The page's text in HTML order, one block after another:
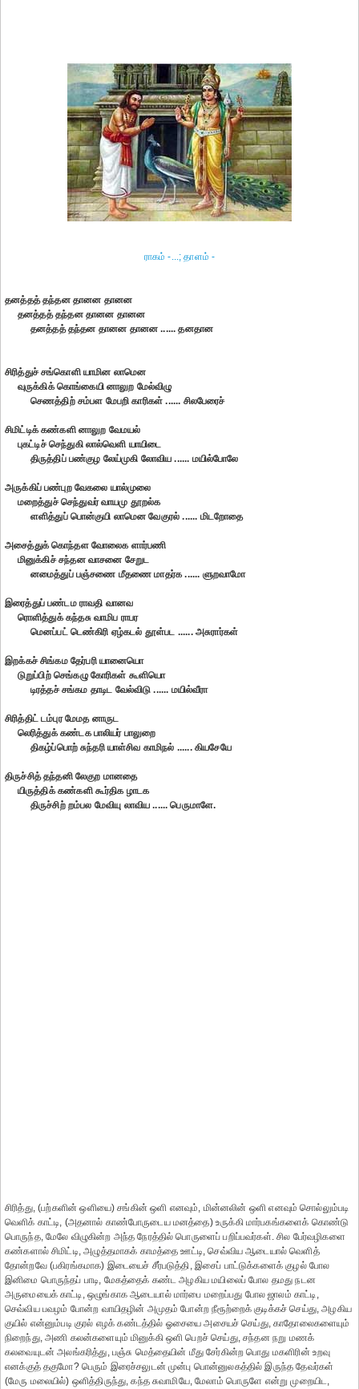
ராகம் -...; தாளம் -
தனத்தத் தந்தன தானன தானன
தனத்தத் தந்தன தானன தானன
தனத்தத் தந்தன தானன தானன ...... தனதான
சிரித்துச் சங்கொளி யாமின லாமென
வுருக்கிக் கொங்கையி னாலுற மேல்விழு
செணத்திற் சம்பள மேபறி காரிகள் ...... சிலபேரைச்
சிமிட்டிக் கண்களி னாலுற வேமயல்
புகட்டிச் செந்துகி லால்வெளி யாயிடை
திருத்திப் பண்குழ லேய்முகி லோவிய ...... மயில்போலே
அருக்கிப் பண்புற வேகலை யால்முலை
மறைத்துச் செந்துவர் வாயமு தூறல்க
ளளித்துப் பொன்குயி லாமென வேகுரல் ...... மிடறோதை
அசைத்துக் கொந்தள வோலைக ளார்பணி
மினுக்கிச் சந்தன வாசனை சேறுட
னமைத்துப் பஞ்சணை மீதணை மாதர்க ...... ளுறவாமோ
இரைத்துப் பண்டம ராவதி வானவ
ரொளித்துக் கந்தசு வாமிப ராபர
மெனப்பட் டெண்கிரி ஏழ்கடல் தூள்பட ...... அசுரார்கள்
இறக்கச் சிங்கம தேர்பரி யானையொ
டுறுப்பிற் செங்கழு கோரிகள் கூளியொ
டிரத்தச் சங்கம தாடிட வேல்விடு ...... மயில்வீரா
சிரித்திட் டம்புர மேமத னாருட
லெரித்துக் கண்டக பாலியர் பாலுறை
திகழ்ப்பொற் சுந்தரி யாள்சிவ காமிநல் ...... கியசேயே
திருச்சித் தந்தனி லேகுற மானதை
யிருத்திக் கண்களி கூர்திக ழாடக
திருச்சிற் றம்பல மேவியு லாவிய ...... பெருமாளே.
சிரித்து, (பற்களின் ஒளியை) சங்கின் ஒளி எனவும், மின்னலின் ஒளி எனவும் சொல்லும்படி
வெளிக் காட்டி, (அதனால் காண்போருடைய மனத்தை) உருக்கி மார்பகங்களைக் கொண்டு
பொருந்த, மேலே விழுகின்ற அந்த நேரத்தில் பொருளைப் பறிப்பவர்கள். சில பேர்வழிகளை
கண்களால் சிமிட்டி, அழுத்தமாகக் காமத்தை ஊட்டி, செவ்விய ஆடையால் வெளித்
தோன்றவே (பகிரங்கமாக) இடையைச் சீர்படுத்தி, இசைப் பாட்டுக்களைக் குழல் போல
இனிமை பொருந்தப் பாடி, மேகத்தைக் கண்ட அழகிய மயிலைப் போல தமது நடன
அருமையைக் காட்டி, ஒழுங்காக ஆடையால் மார்பை மறைப்பது போல ஜாலம் காட்டி,
செவ்விய பவழம் போன்ற வாயிதழின் அமுதம் போன்ற நீரூற்றைக் குடிக்கச் செய்து, அழகிய
குயில் என்னும்படி குரல் எழக் கண்டத்தில் ஓசையை அசையச் செய்து, காதோலைகளையும்
நிறைந்து, அணி கலன்களையும் மினுக்கி ஒளி பெறச் செய்து, சந்தன நறு மணக்
கலவையுடன் அலங்கரித்து, பஞ்சு மெத்தையின் மீது சேர்கின்ற பொது மகளிரின் உறவு
எனக்குத் தகுமோ? பெரும் இரைச்சலுடன் முன்பு பொன்னுலகத்தில் இருந்த தேவர்கள்
(மேரு மலையில்) ஒளித்திருந்து, கந்த சுவாமியே, மேலாம் பொருளே என்று முறையிட,